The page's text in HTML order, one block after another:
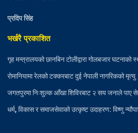
प्रदिप सिंह
भर्खरै प्रकाशित
गृह मन्त्रालयको छानबिन टोलीद्वारा गोलबजार
रोमानियामा रेलको टक्करबाट दुई नेपाली नागरिकको मृत्यु
जगतपुरमा निःशुल्क आँखा शिविरबाट २ सय जनाले पाए
धर्म, विकास र समाजसेवाको उत्कृष्ट उदाहरण: विष्णु